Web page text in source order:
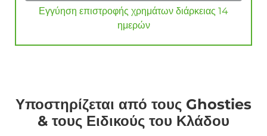
Εγγύηση επιστροφής χρημάτων διάρκειας 14
ημερών
Υποστηρίζεται από τους Ghosties
& τους Ειδικούς του Κλάδου